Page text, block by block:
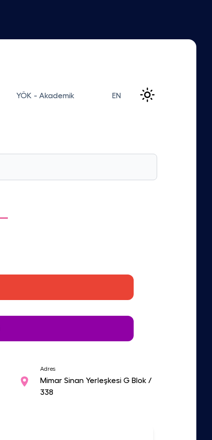
YÖK - Akademik EN
Adres
Mimar Sinan Yerleşkesi G Blok /
338